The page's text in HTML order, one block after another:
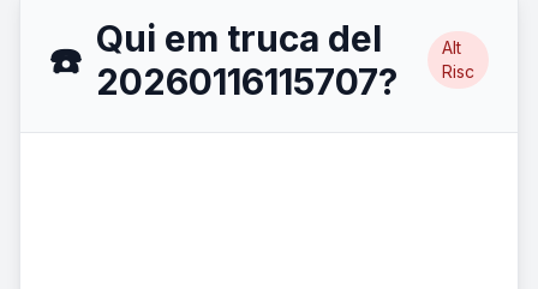
☎️ Qui em truca del
20260116115707?
Alt
Risc